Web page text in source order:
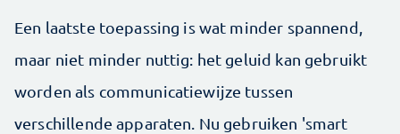
Een laatste toepassing is wat minder spannend,
maar niet minder nuttig: het geluid kan gebruikt
worden als communicatiewijze tussen
verschillende apparaten. Nu gebruiken 'smart